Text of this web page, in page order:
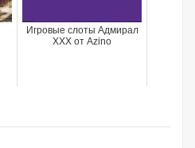
Игровые слоты Адмирал
XXX от Azino